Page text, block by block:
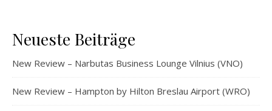
Neueste Beiträge
New Review – Narbutas Business Lounge Vilnius (VNO)
New Review – Hampton by Hilton Breslau Airport (WRO)